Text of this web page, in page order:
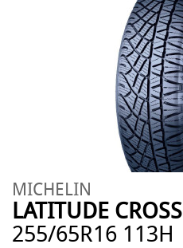
MICHELIN
LATITUDE CROSS
255/65R16 113H